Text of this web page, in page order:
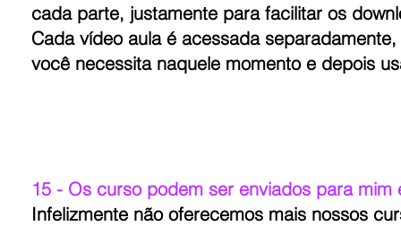
cada parte, justamente para facilitar os
Cada vídeo aula é acessada
você necessita naquele momento e depois
15 - Os curso podem ser enviados para mim
Infelizmente não oferecemos mais nossos